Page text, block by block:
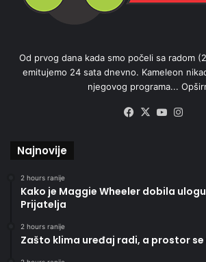
Od prvog dana kada smo počeli sa radom
emitujemo 24 sata dnevno. Kameleon
njegovog programa...
Facebook
X YouTube
Najnovije
2 hours ranije
Kako je Maggie Wheeler dobila
Prijatelja
2 hours ranije
Zašto klima uređaj radi, a prostor se